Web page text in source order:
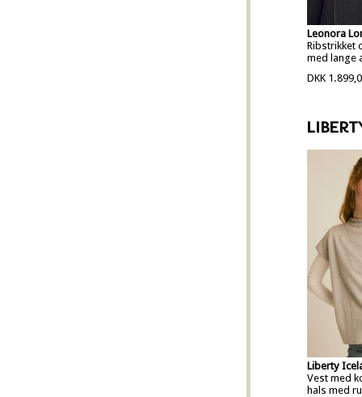
Leonora
Ribstrikket
med lange
DKK
Liberty
Vest med
hals med